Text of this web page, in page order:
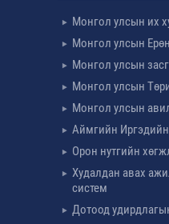
Монгол улсын их
Монгол улсын
Монгол улсын
Монгол улсын
Монгол улсын
Аймгийн Иргэдийн
Орон нутгийн
Худалдан авах
систем
Дотоод